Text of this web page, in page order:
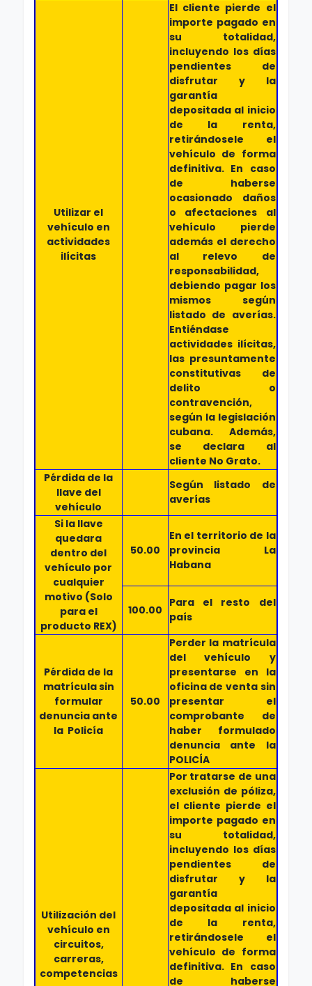
Utilizar el
vehículo en
actividades
ilícitas
El cliente pierde el
importe pagado en
su totalidad,
incluyendo los días
pendientes de
disfrutar y la
garantía
depositada al inicio
de la renta,
retirándosele el
vehículo de forma
definitiva. En caso
de haberse
ocasionado daños
o afectaciones al
vehículo pierde
además el derecho
al relevo de
responsabilidad,
debiendo pagar los
mismos según
listado de averías.
Entiéndase
actividades ilícitas,
las presuntamente
constitutivas de
delito o
contravención,
según la legislación
cubana. Además,
se declara al
cliente No Grato.
Pérdida de la
llave del
vehículo
Según listado de
averías
Si la llave
quedara
dentro del
vehículo por
cualquier
motivo (Solo
para el
producto REX)
50.00
En el territorio de la
provincia La
Habana
100.00
Para el resto del
país
Pérdida de la
matrícula sin
formular
denuncia ante
la Policía
50.00
Perder la matrícula
del vehículo y
presentarse en la
oficina de venta sin
presentar el
comprobante de
haber formulado
denuncia ante la
POLICÍA
Utilización del
vehículo en
circuitos,
carreras,
competencias
Por tratarse de una
exclusión de póliza,
el cliente pierde el
importe pagado en
su totalidad,
incluyendo los días
pendientes de
disfrutar y la
garantía
depositada al inicio
de la renta,
retirándosele el
vehículo de forma
definitiva. En caso
de haberse